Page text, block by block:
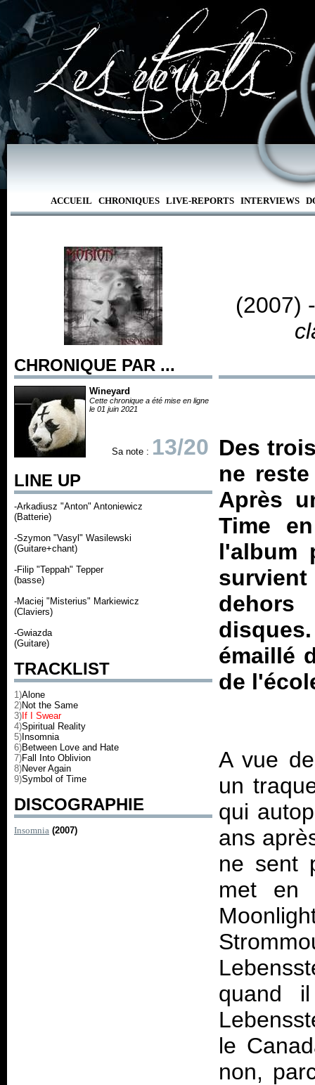
ACCUEIL CHRONIQUES LIVE-REPORTS INTERVIEWS
CHRONIQUE PAR ...
Wineyard
Cette chronique a été mise en ligne
le 01 juin 2021
Sa note : 13/20
LINE UP
-Arkadiusz "Anton" Antoniewicz
(Batterie)
-Szymon "Vasyl" Wasilewski
(Guitare+chant)
-Filip "Teppah" Tepper
(basse)
-Maciej "Misterius" Markiewicz
(Claviers)
-Gwiazda
(Guitare)
TRACKLIST
1)Alone
2)Not the Same
3) If I Swear
4)Spiritual Reality
5) Insomnia
6)Between Love and Hate
7)Fall Into Oblivion
8)Never Again
9)Symbol of Time
DISCOGRAPHIE
Insomnia (2007)
(2007)
Des
ne
Après
Time
l'album
dehors
émaillé
de
A vue
un
qui
ans
ne sent
met en
quand
le
non,